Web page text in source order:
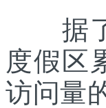
据了
度假区
访问量